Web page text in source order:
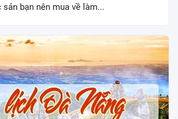
bạn nên mua về làm...